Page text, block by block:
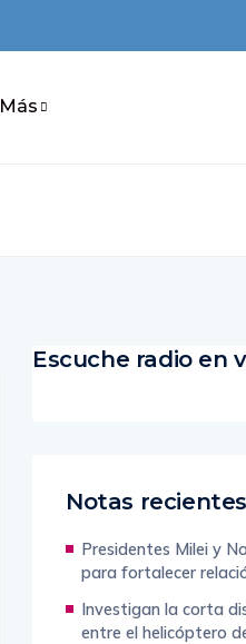
Más
Escuche radio en
Notas recientes
Presidentes Milei y
para fortalecer
Investigan la corta
entre el helicóptero